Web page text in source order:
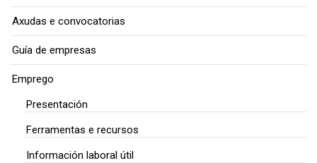
Axudas e convocatorias
Guía de empresas
Emprego
Presentación
Ferramentas e recursos
Información laboral útil